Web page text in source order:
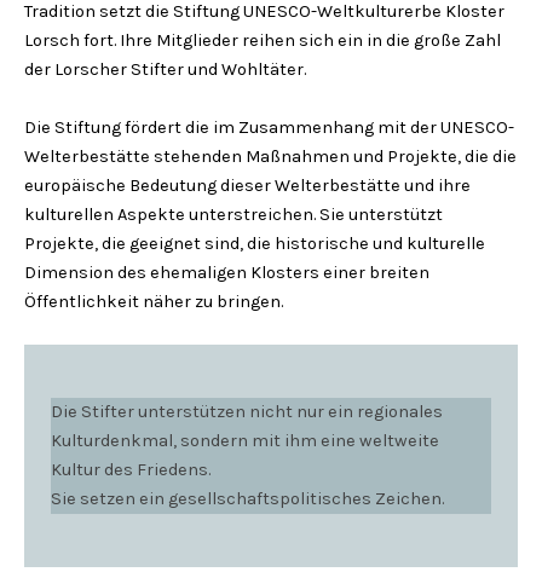
Tradition setzt die Stiftung UNESCO-Weltkulturerbe Kloster
Lorsch fort. Ihre Mitglieder reihen sich ein in die große Zahl
der Lorscher Stifter und Wohltäter.
Die Stiftung fördert die im Zusammenhang mit der UNESCO-
Welterbestätte stehenden Maßnahmen und Projekte, die die
europäische Bedeutung dieser Welterbestätte und ihre
kulturellen Aspekte unterstreichen. Sie unterstützt
Projekte, die geeignet sind, die historische und kulturelle
Dimension des ehemaligen Klosters einer breiten
Öffentlichkeit näher zu bringen.
Die Stifter unterstützen nicht nur ein regionales
Kulturdenkmal, sondern mit ihm eine weltweite
Kultur des Friedens.
Sie setzen ein gesellschaftspolitisches Zeichen.